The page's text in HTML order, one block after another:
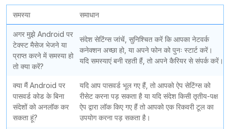
समस्या समाधान
अगर मुझे Android पर
टेक्स्ट मैसेज भेजने या
प्राप्त करने में समस्या हो
तो क्या करें?
संदेश सेटिंग्स जांचें, सुनिश्चित करें कि आपका नेटवर्क
कनेक्शन अच्छा हो, या अपने फोन को पुनः स्टार्ट करें।
यदि समस्याएं बनी रहती हैं, तो अपने कैरियर से संपर्क करें।
क्या मैं Android पर
पासवर्ड कोड के बिना
संदेशों को अनलॉक कर
सकता हूं?
यदि आप पासवर्ड भूल गए हैं, तो आपको ऐप सेटिंग्स को
रीसेट करना पड़ सकता है या यदि संदेश किसी तृतीय-पक्ष
ऐप द्वारा लॉक किए गए हैं तो आपको एक रिकवरी टूल का
उपयोग करना पड़ सकता है।